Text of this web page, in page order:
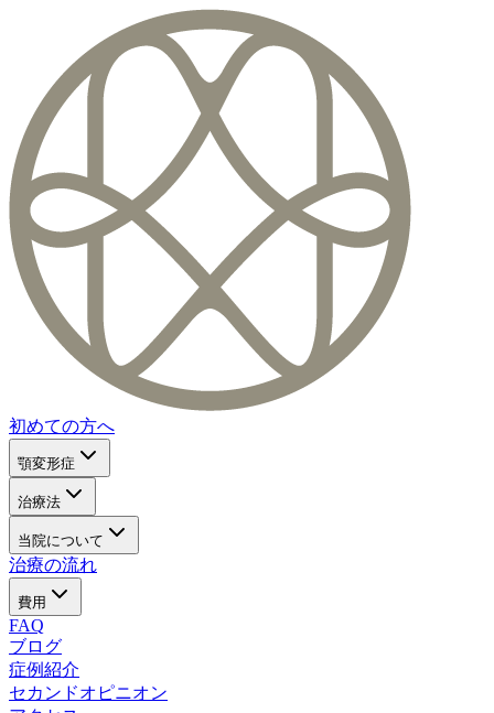
初めての方へ
顎変形症
治療法
当院について
治療の流れ
費用
FAQ
ブログ
症例紹介
セカンドオピニオン